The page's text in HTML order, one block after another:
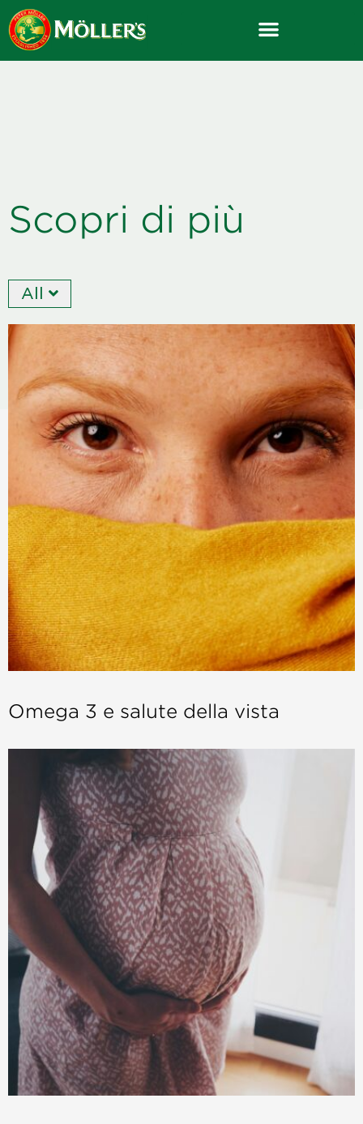
Skip
to
content
Scopri di più
All
Omega 3 e salute della vista